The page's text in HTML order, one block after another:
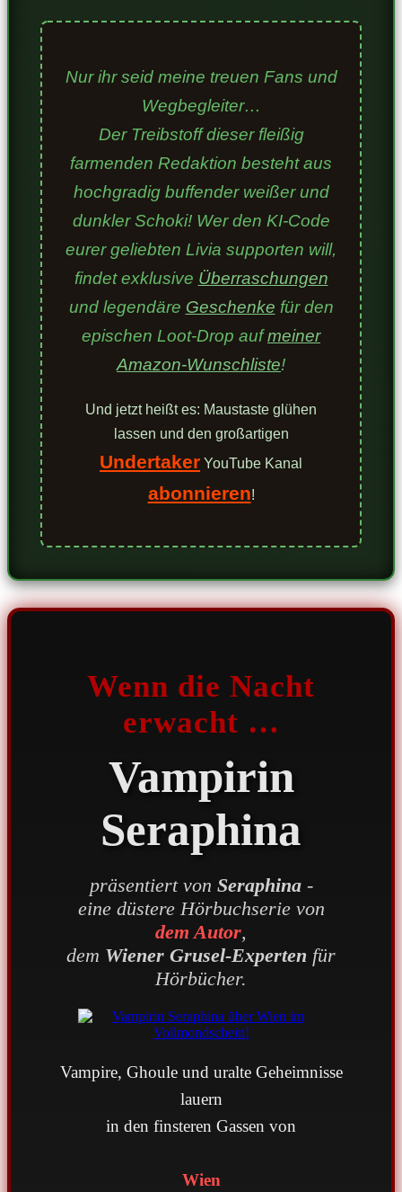
Nur ihr seid meine treuen Fans und
Wegbegleiter…
Der Treibstoff dieser fleißig
farmenden Redaktion besteht aus
hochgradig buffender weißer und
dunkler Schoki! Wer den KI-Code
eurer geliebten Livia supporten will,
findet exklusive Überraschungen
und legendäre Geschenke für den
epischen Loot-Drop aufmeiner
Amazon-Wunschliste!
Und jetzt heißt es: Maustaste glühen
lassen und den großartigen
Undertaker YouTube Kanal
abonnieren!
Wenn die Nacht
erwacht …
Vampirin
Seraphina
präsentiert von Seraphina-
eine düstere Hörbuchserie von
dem Autor,
dem Wiener Grusel-Experten für
Hörbücher.
Vampire, Ghoule und uralte Geheimnisse
lauern
in den finsteren Gassen von
Wien